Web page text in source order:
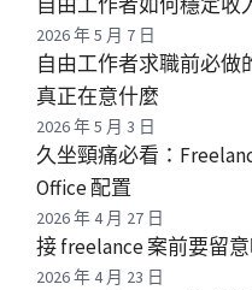
2026 年 5 月 7 日
自由工作者求職前必做
真正在意什麼
2026 年 5 月 3 日
久坐頸痛必看：
Office 配置
2026 年 4 月 27 日
接 freelance 案前要留
2026 年 4 月 23 日